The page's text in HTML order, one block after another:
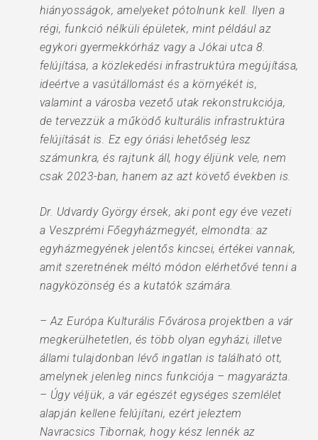
hiányosságok, amelyeket pótolnunk kell. Ilyen a
régi, funkció nélküli épületek, mint például az
egykori gyermekkórház vagy a Jókai utca 8.
felújítása, a közlekedési infrastruktúra megújítása,
ideértve a vasútállomást és a környékét is,
valamint a városba vezető utak rekonstrukciója,
de tervezzük a működő kulturális infrastruktúra
felújítását is. Ez egy óriási lehetőség lesz
számunkra, és rajtunk áll, hogy éljünk vele, nem
csak 2023-ban, hanem az azt követő években is.
Dr. Udvardy György érsek, aki pont egy éve vezeti
a Veszprémi Főegyházmegyét, elmondta: az
egyházmegyének jelentős kincsei, értékei vannak,
amit szeretnének méltó módon elérhetővé tenni a
nagyközönség és a kutatók számára.
– Az Európa Kulturális Fővárosa projektben a vár
megkerülhetetlen, és több olyan egyházi, illetve
állami tulajdonban lévő ingatlan is található ott,
amelynek jelenleg nincs funkciója – magyarázta.
– Úgy véljük, a vár egészét egységes szemlélet
alapján kellene felújítani, ezért jeleztem
Navracsics Tibornak, hogy kész lennék az